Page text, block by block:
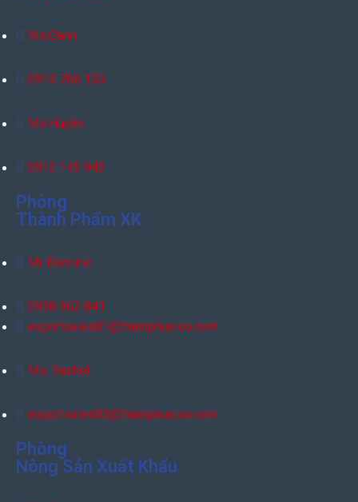
Ms.Oanh
0914 766 135
Ms.Huyền
0913 145 943
Phòng
Thành Phẩm XK
Mr Dominic
0938 962 841
exportsales01@thienphusico.com
Ms. Rachel
exportsales03@thienphusico.com
Phòng
Nông Sản Xuất Khẩu